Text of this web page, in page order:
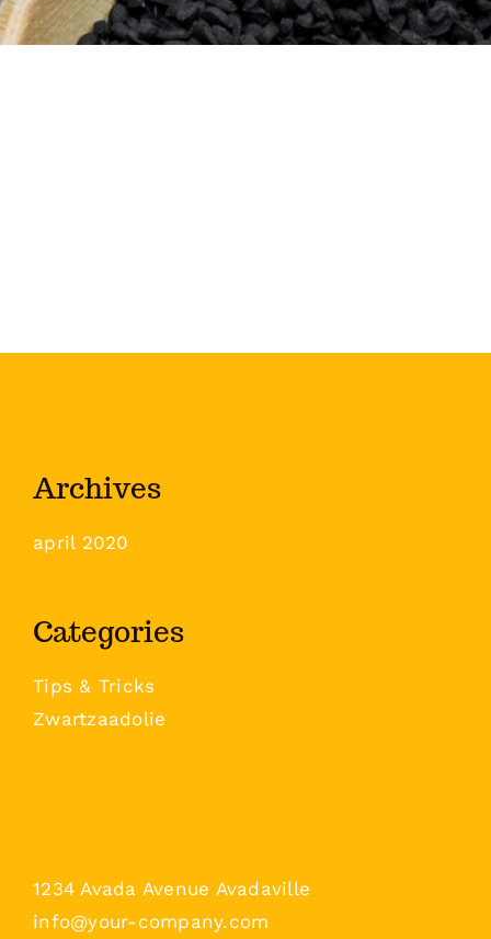
Archives
april 2020
Categories
Tips & Tricks
Zwartzaadolie
1234 Avada Avenue Avadaville
info@your-company.com